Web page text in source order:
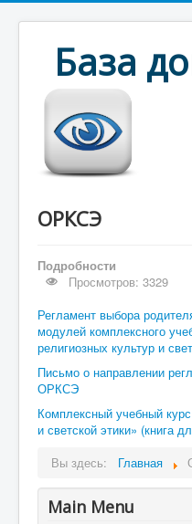
База
ОРКСЭ
Подробности
Просмотров: 3329
Регламент выбора
модулей комплексного
религиозных культур и
Письмо о направлении
ОРКСЭ
Комплексный учебный
и светской этики» (книга
Вы здесь:
Главная
Main Menu